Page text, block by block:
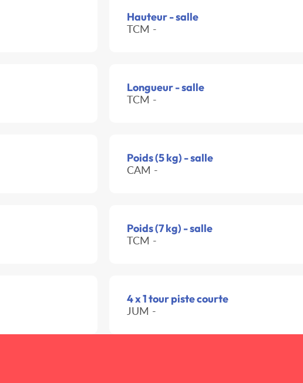
Hauteur - salle
TCM -
Longueur - salle
TCM -
Poids (5 kg) - salle
CAM -
Poids (7 kg) - salle
TCM -
4 x 1 tour piste courte
JUM -